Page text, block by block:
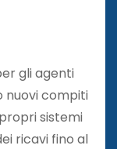
gli agenti
nuovi compiti
sistemi
ricavi fino al